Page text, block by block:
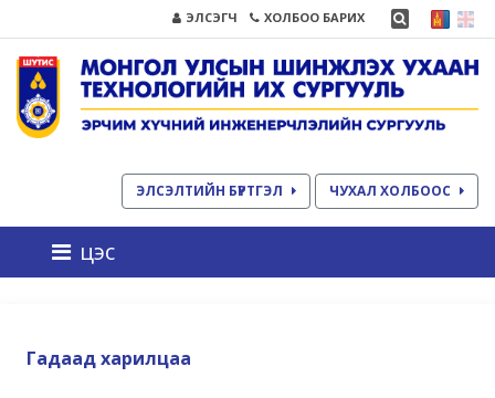
ЭЛСЭГЧ ХОЛБОО БАРИХ
ЭЛСЭЛТИЙН БҮРТГЭЛ ЧУХАЛ ХОЛБООС
цэс
Гадаад харилцаа